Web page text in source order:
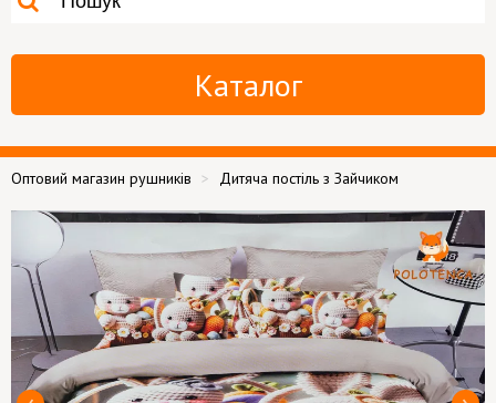
Каталог
Оптовий магазин рушників Дитяча постіль з Зайчиком